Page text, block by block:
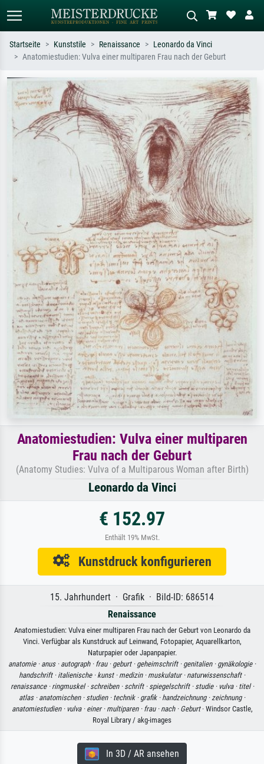
Suchen Sie nach Künstlern, Werktiteln
oder Stilen – z.B. Monet,
Sternennacht, Impressionismus, Welle
Hokusai, Akt.
Beschreiben Sie die Szene – z.B. Grüne
Wiese, Abstrakt mit viel Rot, Dunkles
Ölgemälde, Stehender Akt neben einem
Baum.
Startseite Kunststile Renaissance
Leonardo da Vinci
Anatomiestudien: Vulva einer multiparen Frau nach der Geburt
Anatomiestudien: Vulva einer multiparen
Frau nach der Geburt
(Anatomy Studies: Vulva of a Multiparous Woman after Birth)
Leonardo da Vinci
€ 152.97
Enthält 19% MwSt.
Kunstdruck konfigurieren
15. Jahrhundert · Grafik · Bild-ID: 686514
Renaissance
Anatomiestudien: Vulva einer multiparen Frau nach der Geburt von Leonardo da
Vinci. Verfügbar als Kunstdruck auf Leinwand, Fotopapier, Aquarellkarton,
Naturpapier oder Japanpapier.
anatomie · anus · autograph · frau · geburt · geheimschrift · genitalien · gynäkologie ·
handschrift · italienische · kunst · medizin · muskulatur · naturwissenschaft ·
renaissance · ringmuskel · schreiben · schrift · spiegelschrift · studie · vulva · titel ·
atlas · anatomischen · studien · technik · grafik · handzeichnung · zeichnung ·
anatomiestudien · vulva · einer · multiparen · frau · nach · Geburt· Windsor Castle,
Royal Library / akg-images
In 3D / AR ansehen